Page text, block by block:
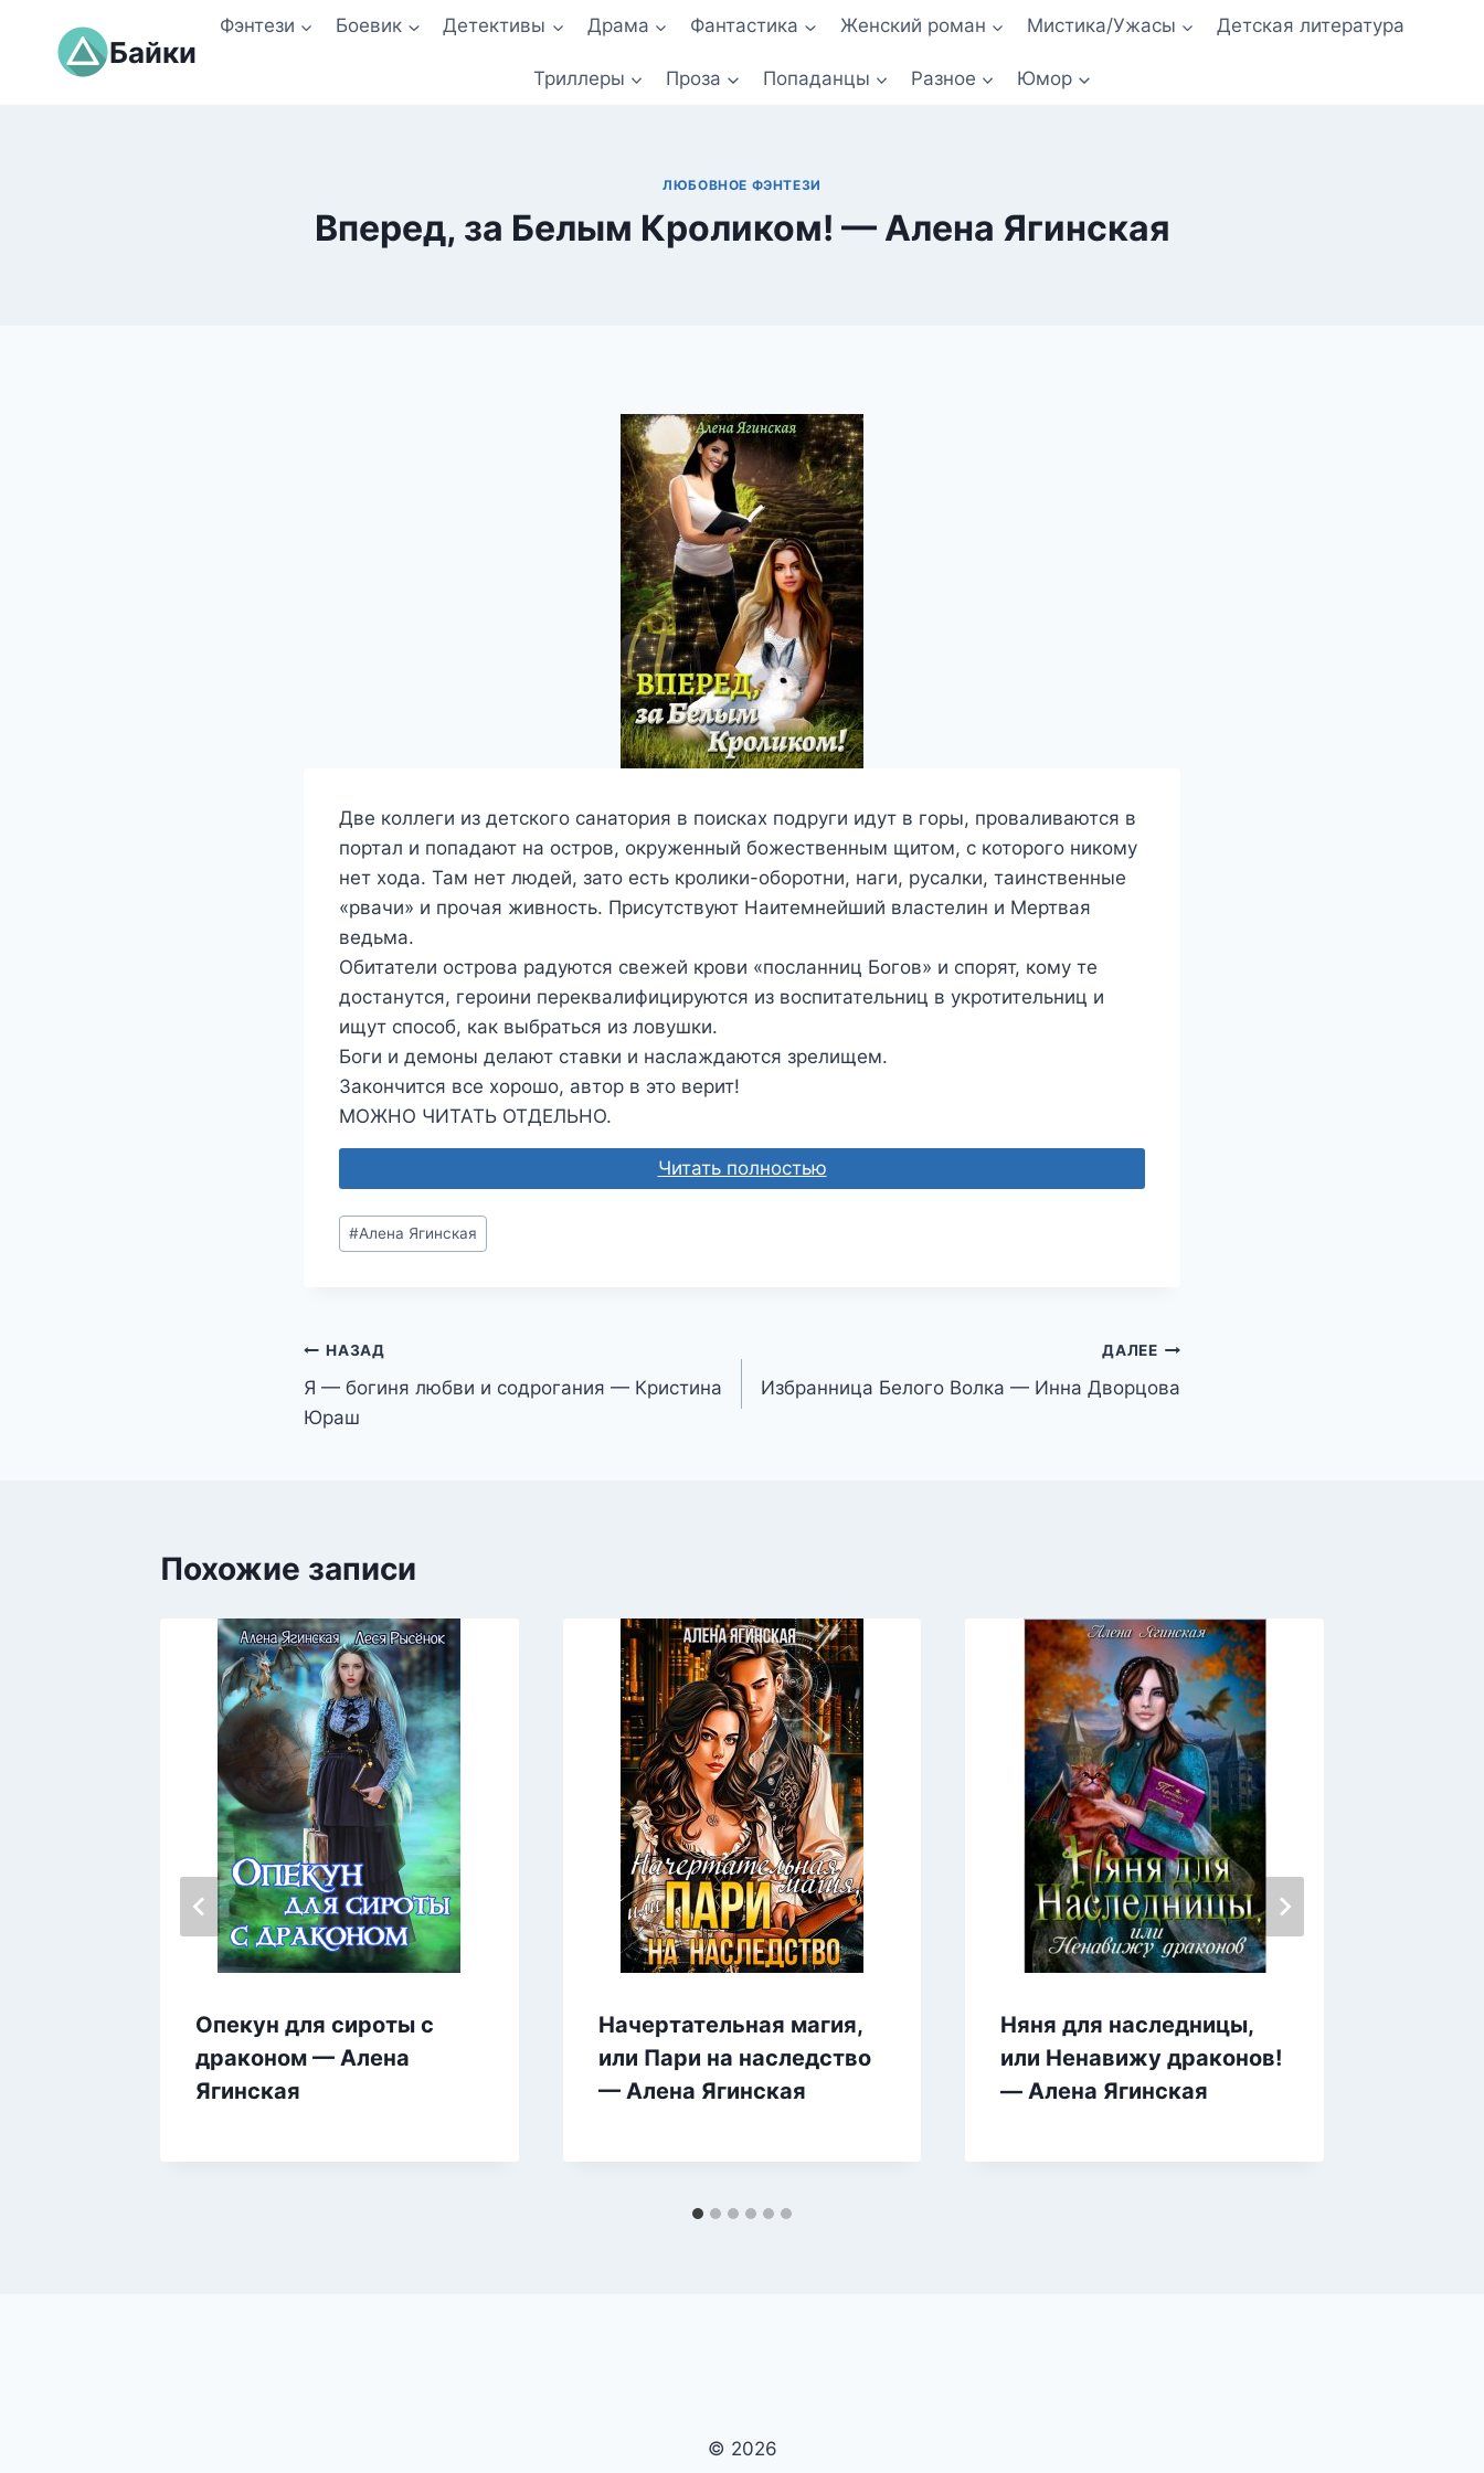
содержимому
Байки
Фэнтези Боевик Детективы Драма Фантастика Женский роман Мистика/Ужасы Детская литература
Триллеры Проза Попаданцы Разное Юмор
ЛЮБОВНОЕ ФЭНТЕЗИ
Вперед, за Белым Кроликом! — Алена Ягинская
Две коллеги из детского санатория в поисках подруги идут в горы, проваливаются в
портал и попадают на остров, окруженный божественным щитом, с которого никому
нет хода. Там нет людей, зато есть кролики-оборотни, наги, русалки, таинственные
«рвачи» и прочая живность. Присутствуют Наитемнейший властелин и Мертвая
ведьма.
Обитатели острова радуются свежей крови «посланниц Богов» и спорят, кому те
достанутся, героини переквалифицируются из воспитательниц в укротительниц и
ищут способ, как выбраться из ловушки.
Боги и демоны делают ставки и наслаждаются зрелищем.
Закончится все хорошо, автор в это верит!
МОЖНО ЧИТАТЬ ОТДЕЛЬНО.
Читать полностью
Метки
записи:
#Алена Ягинская
Навигация
по
НАЗАД
Я — богиня любви и содрогания — Кристина
Юраш
ДАЛЕЕ
Избранница Белого Волка — Инна Дворцова
Похожие записи
Опекун для сироты с
драконом — Алена
Ягинская
Начертательная магия,
или Пари на наследство
— Алена Ягинская
Няня для наследницы,
или Ненавижу драконов!
— Алена Ягинская
© 2026